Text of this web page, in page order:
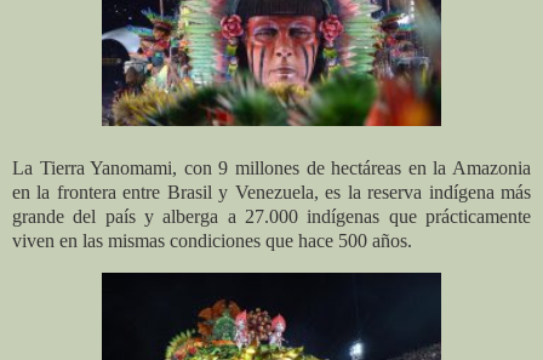
La Tierra Yanomami, con 9 millones de hectáreas en la Amazonia
en la frontera entre Brasil y Venezuela, es la reserva indígena más
grande del país y alberga a 27.000 indígenas que prácticamente
viven en las mismas condiciones que hace 500 años.